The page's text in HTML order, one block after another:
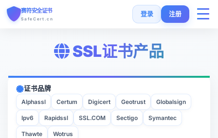
赛符安全证书
SafeCert.cn
登录 注册
SSL证书
免费证书
SSL安装指南
SSL证书产品
证书品牌
Alphassl Certum Digicert Geotrust Globalsign
Ipv6 Rapidssl SSL.COM Sectigo Symantec
Thawte Wotrus